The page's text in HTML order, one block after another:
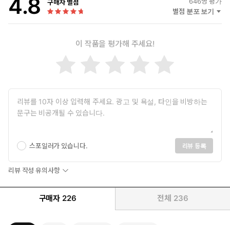
4.8 구매자 별점
별점 분포 보기
이 작품을 평가해 주세요!
스포일러가 있습니다. 리뷰 등록
리뷰 작성 유의사항
구매자 226 전체 236